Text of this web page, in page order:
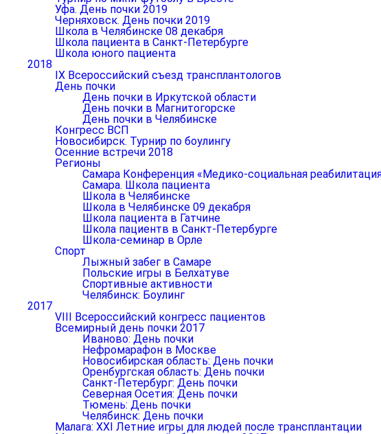
Уфа. День почки 2019
Черняховск. День почки 2019
Школа в Челябинске 08 декабря
Школа пациента в Санкт-Петербурге
Школа юного пациента
2018
IX Всероссийский съезд трансплантологов
День почки
День почки в Иркутской области
День почки в Магнитогорске
День почки в Челябинске
Конгресс ВСП
Новосибирск. Турнир по боулингу
Осенние встречи 2018
Регионы
Самара Конференция «Медико-социальная
Самара. Школа пациента
Школа в Челябинске
Школа в Челябинске 09 декабря
Школа пациента в Гатчине
Школа пациентв в Санкт-Петербурге
Школа-семинар в Орле
Спорт
Лыжный забег в Самаре
Польские игры в Белхатуве
Спортивные активности
Челябинск: Боулинг
2017
VIII Всероссийский конгресс пациентов
Всемирный день почки 2017
Иваново: День почки
Нефромарафон в Москве
Новосибирская область: День почки
Оренбургская область: День почки
Санкт-Петербург: День почки
Северная Осетия: День почки
Тюмень: День почки
Челябинск: День почки
Малага: XXI Летние игры для людей после трансплантации